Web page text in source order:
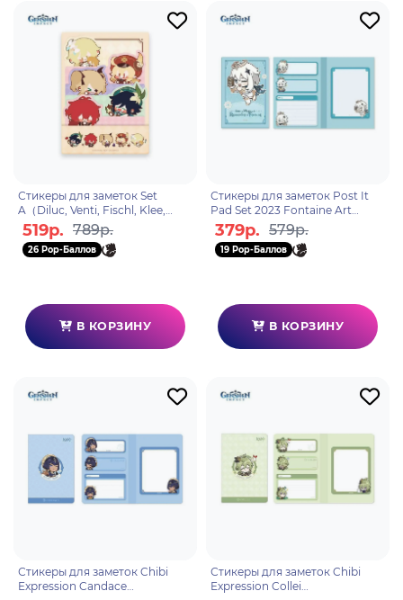
Стикеры для заметок Set
A（Diluc, Venti, Fischl, Klee,
Lumine) 6972957485855
519р. 789р.
26 Pop-Баллов
В КОРЗИНУ
Стикеры для заметок Post It
Pad Set 2023 Fontaine Art
Exhibit Paimon 6976068149651
379р. 579р.
19 Pop-Баллов
В КОРЗИНУ
Стикеры для заметок Chibi
Expression Candace
Стикеры для заметок Chibi
Expression Collei